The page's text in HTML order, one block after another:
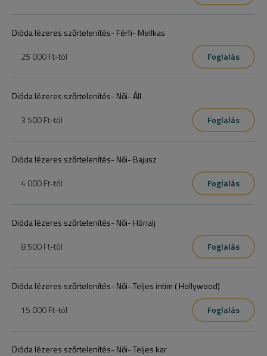
Dióda lézeres szőrtelenítés- Férfi- Mellkas
25 000 Ft-tól Foglalás
Dióda lézeres szőrtelenítés- Női- Áll
3 500 Ft-tól Foglalás
Dióda lézeres szőrtelenítés- Női- Bajusz
4 000 Ft-tól Foglalás
Dióda lézeres szőrtelenítés- Női- Hónalj
8 500 Ft-tól Foglalás
Dióda lézeres szőrtelenítés- Női- Teljes intim ( Hollywood)
15 000 Ft-tól Foglalás
Dióda lézeres szőrtelenítés- Női- Teljes kar